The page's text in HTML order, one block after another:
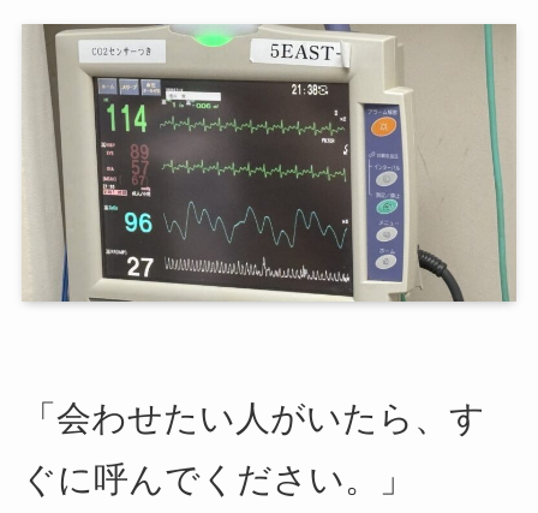
「会わせたい人がいたら、す
ぐに呼んでください。」